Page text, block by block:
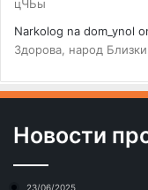
цЧЬы
Narkolog na dom_ynol
Здорова, народ
Новости
23/06/2025